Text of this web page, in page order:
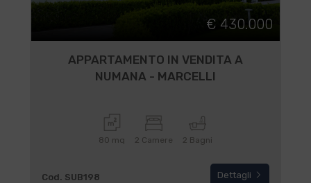
€ 430.000
APPARTAMENTO IN VENDITA A
NUMANA - MARCELLI
80 mq 2 Camere 2 Bagni
Cod. SUB198 Dettagli